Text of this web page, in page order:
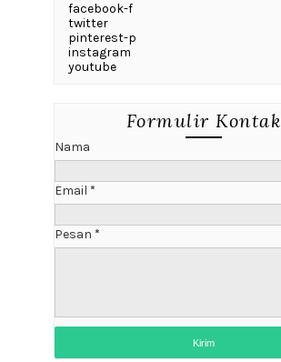
facebook-f
twitter
pinterest-p
instagram
youtube
Formulir Kontak
Nama
Email *
Pesan *